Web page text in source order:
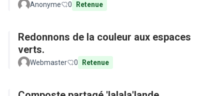
Anonyme 0 Retenue
Redonnons de la couleur aux espaces
verts.
Webmaster 0 Retenue